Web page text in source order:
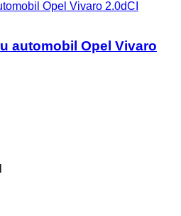
automobil Opel Vivaro